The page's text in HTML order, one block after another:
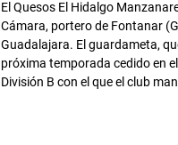
El Quesos El Hidalgo
Cámara, portero de Fontanar
Guadalajara. El guardameta,
próxima temporada cedido en
División B con el que el club